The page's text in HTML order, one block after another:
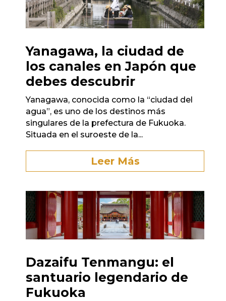
Yanagawa, la ciudad de
los canales en Japón que
debes descubrir
Yanagawa, conocida como la “ciudad del
agua”, es uno de los destinos más
singulares de la prefectura de Fukuoka.
Situada en el suroeste de la...
Leer Más
Dazaifu Tenmangu: el
santuario legendario de
Fukuoka